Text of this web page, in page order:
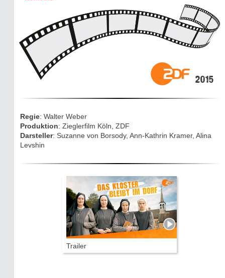
Mythen, Märchen & Legenden (2025)
Eifelkarte:
Drehorte & Tatorte
Die Autoren
TV & Kino
Die Stars:
Wer hat wo gedreht?
Mediathek
2015
Regie: Walter Weber
Produktion: Zieglerfilm Köln, ZDF
Darsteller: Suzanne von Borsody, Ann-Kathrin Kramer, Alina
Levshin
Trailer